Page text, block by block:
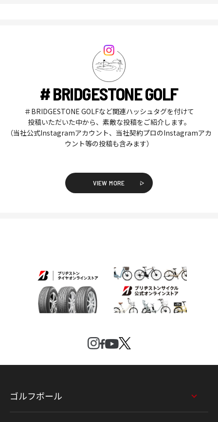
# BRIDGESTONE GOLF
＃BRIDGESTONE GOLFなど関連ハッシュタグを付けて
投稿いただいた中から、素敵な投稿をご紹介します。
（当社公式Instagramアカウント、当社契約プロのInstagramアカ
ウント等の投稿も含みます）
VIEW MORE
ゴルフボール